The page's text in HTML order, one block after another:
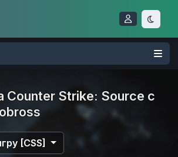
Counter Strike: Source с
Выберите игру [CSS]